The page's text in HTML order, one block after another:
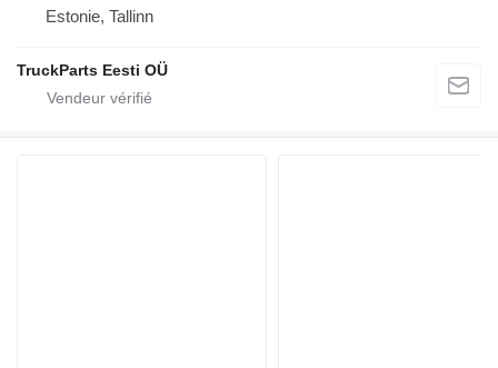
Estonie, Tallinn
TruckParts Eesti OÜ